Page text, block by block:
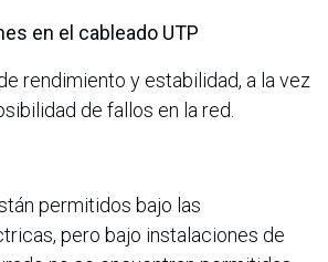
en el cableado UTP
rendimiento y estabilidad, a la vez
de fallos en la red.
permitidos bajo las
pero bajo instalaciones de